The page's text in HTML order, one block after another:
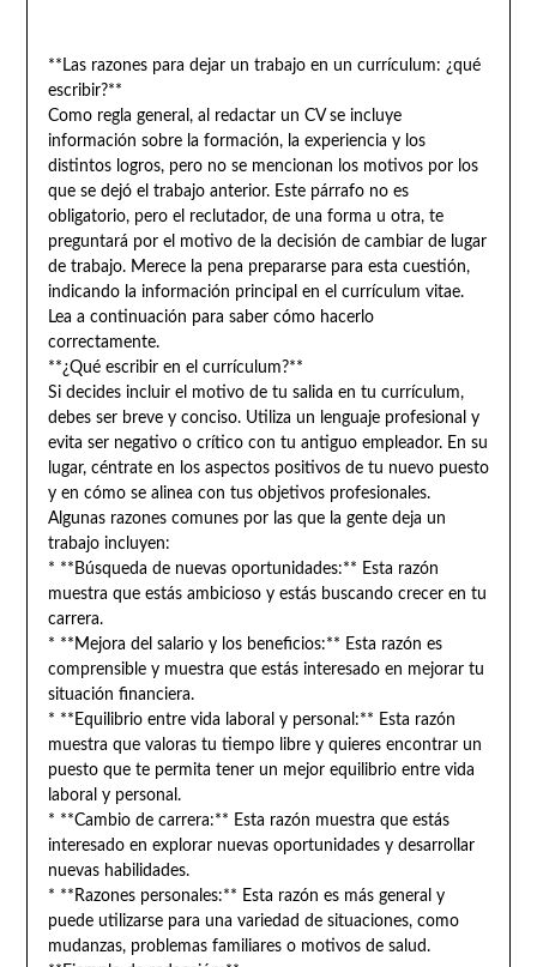
**Las razones para dejar un trabajo en un currículum: ¿qué
escribir?**
Como regla general, al redactar un CV se incluye
información sobre la formación, la experiencia y los
distintos logros, pero no se mencionan los motivos por los
que se dejó el trabajo anterior. Este párrafo no es
obligatorio, pero el reclutador, de una forma u otra, te
preguntará por el motivo de la decisión de cambiar de lugar
de trabajo. Merece la pena prepararse para esta cuestión,
indicando la información principal en el currículum vitae.
Lea a continuación para saber cómo hacerlo
correctamente.
**¿Qué escribir en el currículum?**
Si decides incluir el motivo de tu salida en tu currículum,
debes ser breve y conciso. Utiliza un lenguaje profesional y
evita ser negativo o crítico con tu antiguo empleador. En su
lugar, céntrate en los aspectos positivos de tu nuevo puesto
y en cómo se alinea con tus objetivos profesionales.
Algunas razones comunes por las que la gente deja un
trabajo incluyen:
* **Búsqueda de nuevas oportunidades:** Esta razón
muestra que estás ambicioso y estás buscando crecer en tu
carrera.
* **Mejora del salario y los beneficios:** Esta razón es
comprensible y muestra que estás interesado en mejorar tu
situación financiera.
* **Equilibrio entre vida laboral y personal:** Esta razón
muestra que valoras tu tiempo libre y quieres encontrar un
puesto que te permita tener un mejor equilibrio entre vida
laboral y personal.
* **Cambio de carrera:** Esta razón muestra que estás
interesado en explorar nuevas oportunidades y desarrollar
nuevas habilidades.
* **Razones personales:** Esta razón es más general y
puede utilizarse para una variedad de situaciones, como
mudanzas, problemas familiares o motivos de salud.